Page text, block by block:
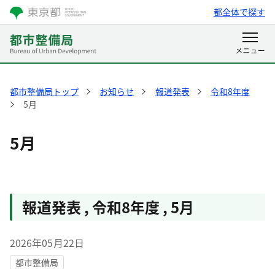
都全体で探す
都市整備局トップ お知らせ 報道発表
令和8年度
5月
5月
報道発表 ,令和8年度 ,5月
2026年05月22日
都市整備局